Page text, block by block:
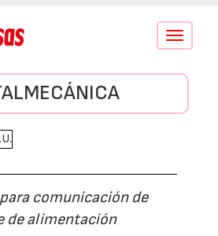
Conmutar
comunicación de
de alimentación